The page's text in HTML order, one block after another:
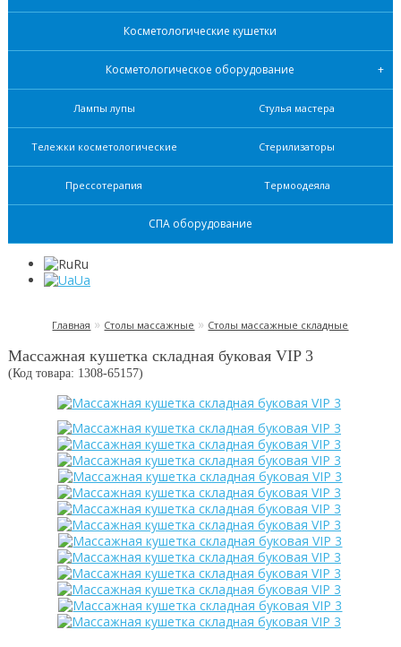
Косметологические кушетки
Косметологическое оборудование
Лампы лупы Стулья мастера
Тележки косметологические Стерилизаторы
Прессотерапия Термоодеяла
СПА оборудование
Ru
Ua
Главная » Столы массажные » Столы массажные складные
Массажная кушетка складная буковая VIP 3
(Код товара: 1308-65157)